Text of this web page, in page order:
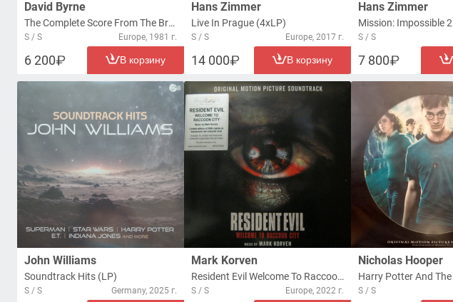
David Byrne
The Complete Score From The Broadway Production Of "The Catherine Wheel" (2xLP)
S / S Europe, 1981 г.
6 200 В корзину
Hans Zimmer
Live In Prague (4xLP)
S / S Europe, 2017 г.
14 000 В корзину
Hans Zimmer
S / S
7 800
John Williams
Soundtrack Hits (LP)
S / S Germany, 2025 г.
Mark Korven
Resident Evil Welcome To Raccoon City (Original Motion Picture Soundtrack) (2xLP)
S / S Europe, 2022 г.
Nicholas Hooper
S / S